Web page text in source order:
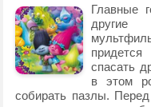
Главные
другие
спасать
в этом
собирать пазлы.